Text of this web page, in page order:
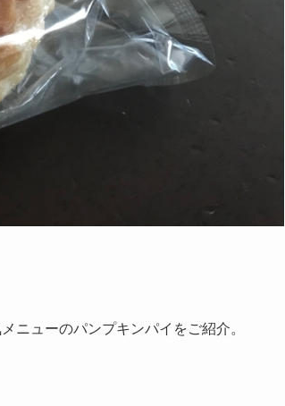
ニューのパンプキンパイをご紹介。